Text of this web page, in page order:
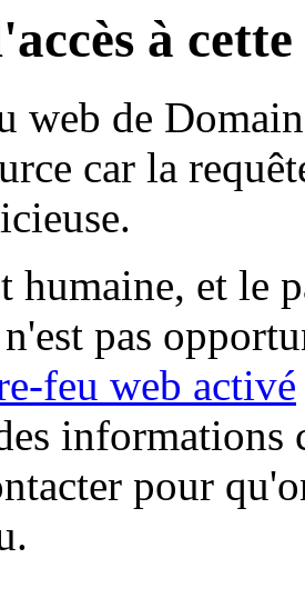
à
web de
car la
humaine, et le
pas
feu web activé
informations
pour